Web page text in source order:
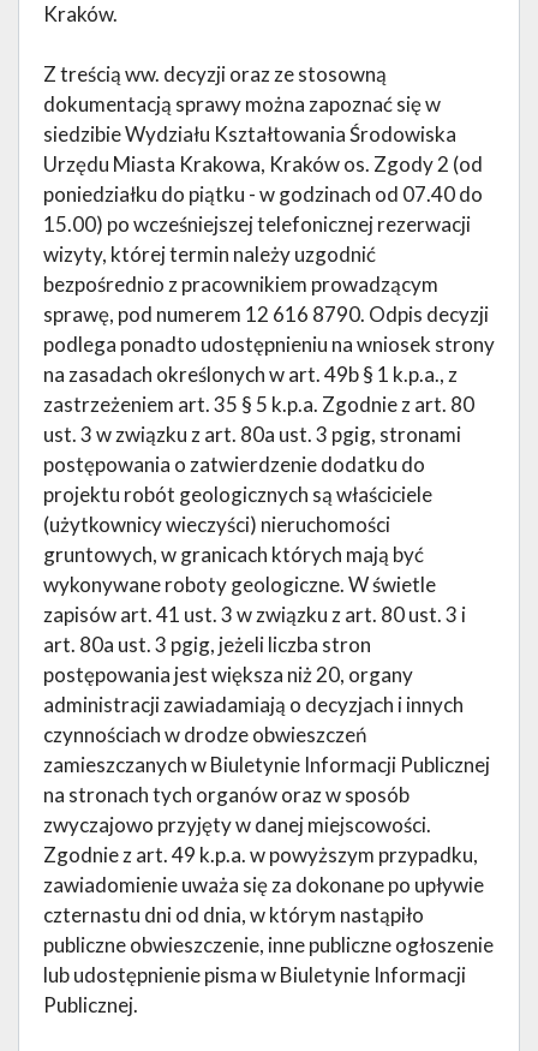
Kraków.
Z treścią ww. decyzji oraz ze stosowną
dokumentacją sprawy można zapoznać się w
siedzibie Wydziału Kształtowania Środowiska
Urzędu Miasta Krakowa, Kraków os. Zgody 2 (od
poniedziałku do piątku - w godzinach od 07.40 do
15.00) po wcześniejszej telefonicznej rezerwacji
wizyty, której termin należy uzgodnić
bezpośrednio z pracownikiem prowadzącym
sprawę, pod numerem 12 616 8790. Odpis decyzji
podlega ponadto udostępnieniu na wniosek strony
na zasadach określonych w art. 49b § 1 k.p.a., z
zastrzeżeniem art. 35 § 5 k.p.a. Zgodnie z art. 80
ust. 3 w związku z art. 80a ust. 3 pgig, stronami
postępowania o zatwierdzenie dodatku do
projektu robót geologicznych są właściciele
(użytkownicy wieczyści) nieruchomości
gruntowych, w granicach których mają być
wykonywane roboty geologiczne. W świetle
zapisów art. 41 ust. 3 w związku z art. 80 ust. 3 i
art. 80a ust. 3 pgig, jeżeli liczba stron
postępowania jest większa niż 20, organy
administracji zawiadamiają o decyzjach i innych
czynnościach w drodze obwieszczeń
zamieszczanych w Biuletynie Informacji Publicznej
na stronach tych organów oraz w sposób
zwyczajowo przyjęty w danej miejscowości.
Zgodnie z art. 49 k.p.a. w powyższym przypadku,
zawiadomienie uważa się za dokonane po upływie
czternastu dni od dnia, w którym nastąpiło
publiczne obwieszczenie, inne publiczne ogłoszenie
lub udostępnienie pisma w Biuletynie Informacji
Publicznej.